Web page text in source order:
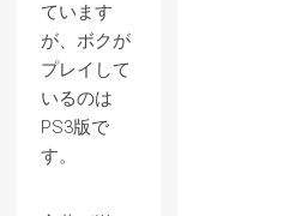
ています
が、ボクが
プレイして
いるのは
PS3版で
す。